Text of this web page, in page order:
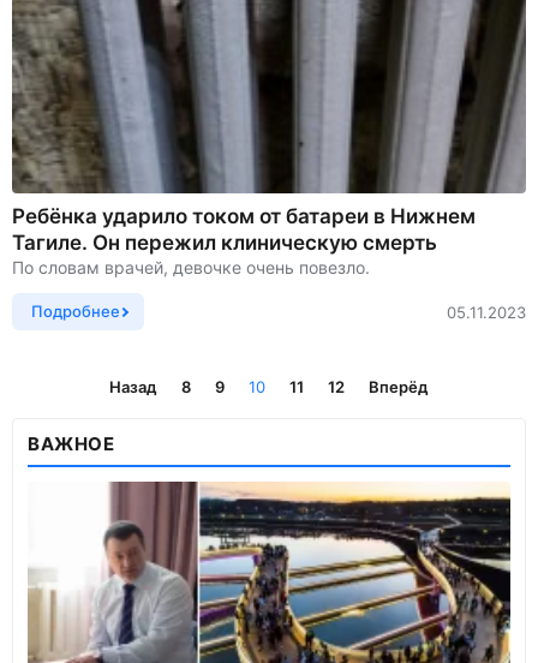
Ребёнка ударило током от батареи в Нижнем
Тагиле. Он пережил клиническую смерть
По словам врачей, девочке очень повезло.
Подробнее 05.11.2023
Назад 8 9 10 11 12 Вперёд
ВАЖНОЕ